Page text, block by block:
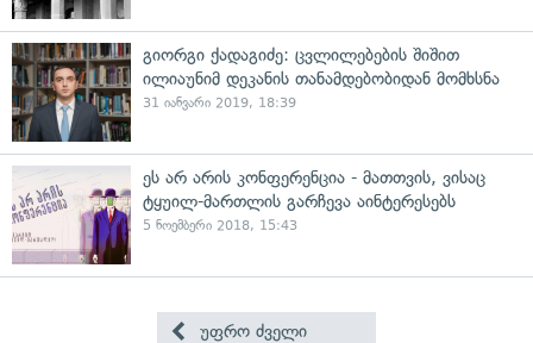
გიორგი ქადაგიძე: ცვლილებების შიშით
ილიაუნიმ დეკანის თანამდებობიდან მომხსნა
31 იანვარი 2019, 18:39
ეს არ არის კონფერენცია - მათთვის, ვისაც
ტყუილ-მართლის გარჩევა აინტერესებს
5 ნოემბერი 2018, 15:43
უფრო ძველი